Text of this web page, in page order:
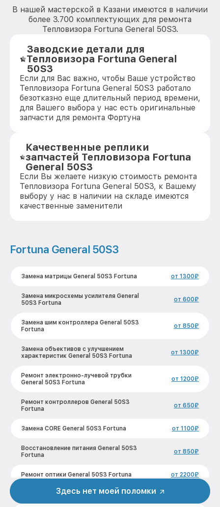
В нашей мастерской в Казани имеются в наличии
более 3.700 комплектующих для ремонта
Тепловизора Fortuna General 50S3.
Заводские детали для
Тепловизора Fortuna General
50S3
Если для Вас важно, чтобы Ваше устройство
Тепловизора Fortuna General 50S3 работало
безотказно еще длительный период времени,
для Вашего выбора у нас есть оригинальные
запчасти для ремонта Фортуна
Качественные реплики
запчастей Тепловизора Fortuna
General 50S3
Если Вы желаете низкую стоимость ремонта
Тепловизора Fortuna General 50S3, к Вашему
выбору у нас в наличии на складе имеются
качественные заменители
Fortuna General 50S3
Замена матрицы General 50S3 Fortuna от 1300₽
Замена микросхемы усилителя General
50S3 Fortuna
от 600₽
Замена шим контроллера General 50S3
Fortuna
от 850₽
Замена объективов с улучшением
характеристик General 50S3 Fortuna
от 1300₽
Ремонт электронно-лучевой трубки
General 50S3 Fortuna
от 1200₽
Ремонт контроллеров General 50S3
Fortuna
от 650₽
Замена CORE General 50S3 Fortuna от 1100₽
Восстановление питания General 50S3
Fortuna
от 850₽
Ремонт оптики General 50S3 Fortuna от 2200₽
Ремонт датчика синхроимпульсов
Здесь нет моей поломки